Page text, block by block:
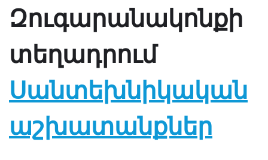
Զուգարանակոնքի
տեղադրում
Սանտեխնիկական
աշխատանքներ